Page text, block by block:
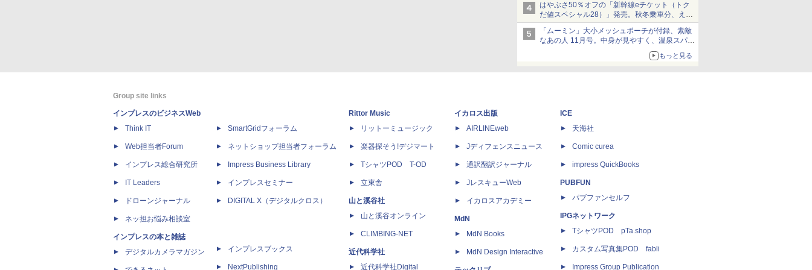
はやぶさ50％オフの「新幹線eチケット（トク
だ値スペシャル28）」発売。秋冬乗車分、えき
ねっと限定
「ムーミン」大小メッシュポーチが付録、素敵
なあの人 11月号。中身が見やすく、温泉スパに
もっと見る
Group site links
インプレスのビジネスWeb
Think IT
Web担当者Forum
インプレス総合研究所
IT Leaders
ドローンジャーナル
ネッ担お悩み相談室
インプレスの本と雑誌
デジタルカメラマガジン
SmartGridフォーラム
ネットショップ担当者フォーラム
Impress Business Library
インプレスセミナー
DIGITAL X（デジタルクロス）
インプレスブックス
NextPublishing
Rittor Music
リットーミュージック
楽器探そう!デジマート
TシャツPOD T-OD
立東舎
山と溪谷社
山と溪谷オンライン
CLIMBING-NET
近代科学社
近代科学社Digital
イカロス出版
AIRLINEweb
Jディフェンスニュース
通訳翻訳ジャーナル
JレスキューWeb
イカロスアカデミー
MdN
MdN Books
MdN Design Interactive
ICE
天海社
Comic curea
impress QuickBooks
PUBFUN
パブファンセルフ
IPGネットワーク
TシャツPOD pTa.shop
カスタム写真集POD fabli
Impress Group Publication